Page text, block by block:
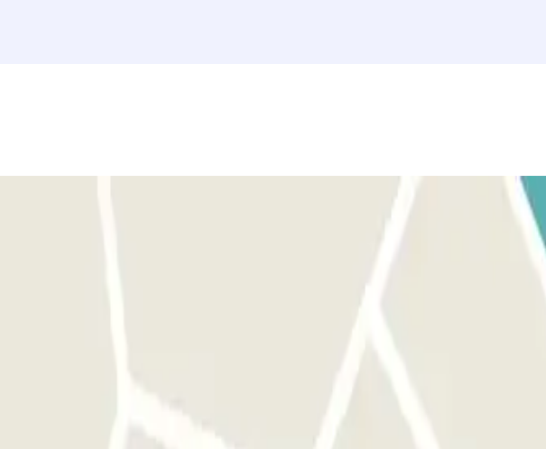
vous que vous êtes devant la bonne entrée avant d'activer le bouton. À VOTRE
est le même que pour l'entrée. Vous disposerez de 15 minutes supplémentaires à la
devrez payer le montant additionnel via l'application ou le lien que vous trouverez dans